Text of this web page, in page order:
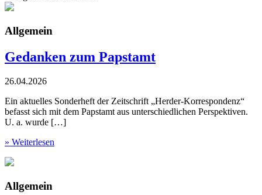
Allgemein
Gedanken zum Papstamt
26.04.2026
Ein aktuelles Sonderheft der Zeitschrift „Herder-Korrespondenz“
befasst sich mit dem Papstamt aus unterschiedlichen Perspektiven.
U. a. wurde […]
» Weiterlesen
Allgemein